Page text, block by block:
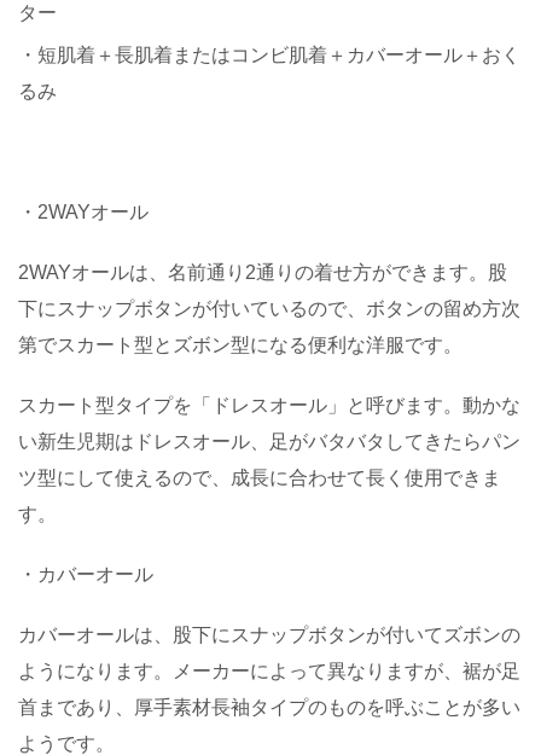
ター
・短肌着＋長肌着またはコンビ肌着＋カバーオール＋おく
るみ
・2WAYオール
2WAYオールは、名前通り2通りの着せ方ができます。股
下にスナップボタンが付いているので、ボタンの留め方次
第でスカート型とズボン型になる便利な洋服です。
スカート型タイプを「ドレスオール」と呼びます。動かな
い新生児期はドレスオール、足がバタバタしてきたらパン
ツ型にして使えるので、成長に合わせて長く使用できま
す。
・カバーオール
カバーオールは、股下にスナップボタンが付いてズボンの
ようになります。メーカーによって異なりますが、裾が足
首まであり、厚手素材長袖タイプのものを呼ぶことが多い
ようです。